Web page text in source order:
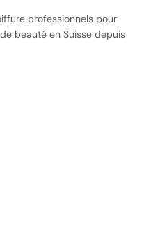
professionnels pour
beauté en Suisse depuis